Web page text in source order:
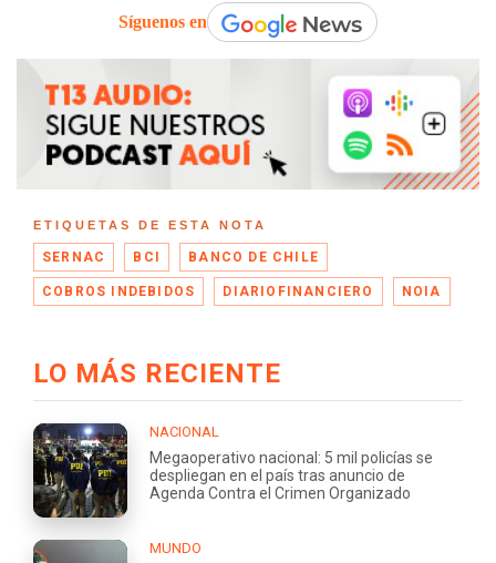
Síguenos en
ETIQUETAS DE ESTA NOTA
SERNAC BCI BANCO DE CHILE
COBROS INDEBIDOS DIARIOFINANCIERO NOIA
LO MÁS RECIENTE
NACIONAL
Megaoperativo nacional: 5 mil policías se
despliegan en el país tras anuncio de
Agenda Contra el Crimen Organizado
MUNDO